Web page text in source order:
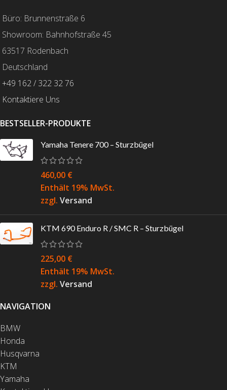
Büro: Brunnenstraße 6
Showroom: Bahnhofstraße 45
63517 Rodenbach
Deutschland
+49 162 / 322 32 76
Kontaktiere Uns
BESTSELLER-PRODUKTE
Yamaha Tenere 700 – Sturzbügel
460,00 €
Enthält 19% MwSt.
zzgl. Versand
KTM 690 Enduro R / SMC R – Sturzbügel
225,00 €
Enthält 19% MwSt.
zzgl. Versand
NAVIGATION
BMW
Honda
Husqvarna
KTM
Yamaha